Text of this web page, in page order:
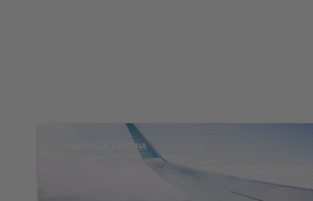
TALAVERA DE LA REINA